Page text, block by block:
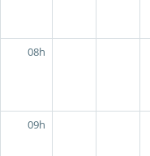
08h
09h